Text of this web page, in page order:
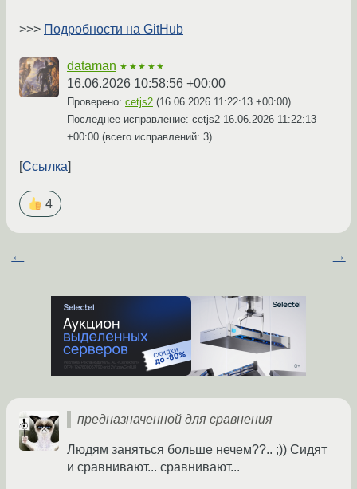
>>> Подробности на GitHub
dataman ★★★★★
16.06.2026 10:58:56 +00:00
Проверено: cetjs2 (16.06.2026 11:22:13 +00:00)
Последнее исправление: cetjs2 16.06.2026 11:22:13
+00:00 (всего исправлений: 3)
Ссылка
4
← →
предназначенной для сравнения
Людям заняться больше нечем??.. ;)) Сидят
и сравнивают... сравнивают...